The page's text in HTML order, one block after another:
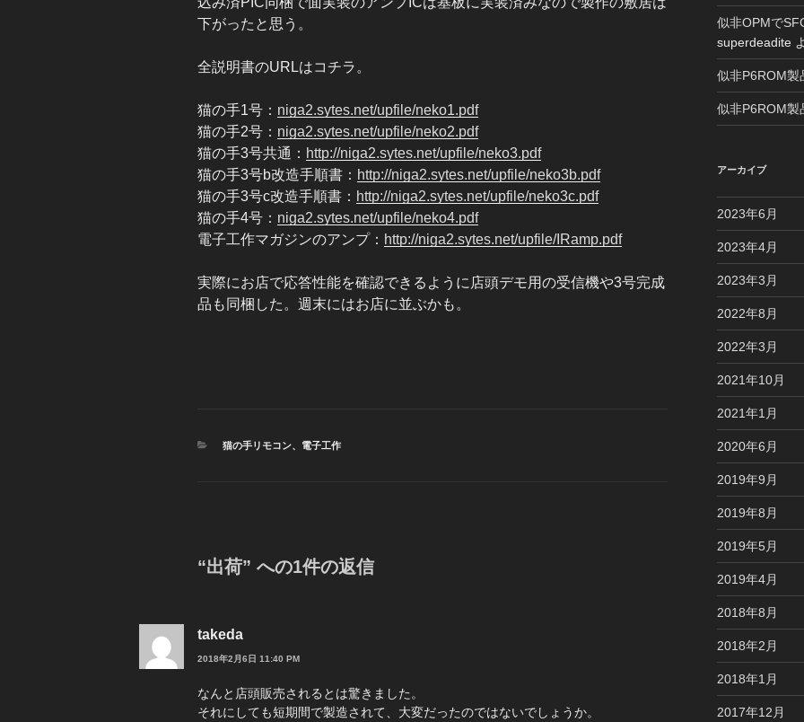
下がったと思う。
全説明書のURLはコチラ。
猫の手1号： niga2.sytes.net/upfile/neko1.pdf
猫の手2号： niga2.sytes.net/upfile/neko2.pdf
猫の手3号共通： http://niga2.sytes.net/upfile/neko3.pdf
猫の手3号b改造手順書： http://niga2.sytes.net/upfile/neko3b.pdf
猫の手3号c改造手順書： http://niga2.sytes.net/upfile/neko3c.pdf
猫の手4号： niga2.sytes.net/upfile/neko4.pdf
電子工作マガジンのアンプ： http://niga2.sytes.net/upfile/IRamp.pdf
実際にお店で応答性能を確認できるように店頭デモ用の受信機や3号完成
品も同梱した。週末にはお店に並ぶかも。
カ
猫の手リモコン、 電子工作
“出荷” への1件の返信
takeda
2018年2月6日 11:40 PM
なんと店頭販売されるとは驚きました。
それにしても短期間で製造されて、大変だったのではないでしょうか。
似非OPMで
superdeadite
似非P6ROM製
似非P6ROM製
アーカイブ
2023年6月
2023年4月
2023年3月
2022年8月
2022年3月
2021年10月
2021年1月
2020年6月
2019年9月
2019年8月
2019年5月
2019年4月
2018年8月
2018年2月
2018年1月
2017年12月